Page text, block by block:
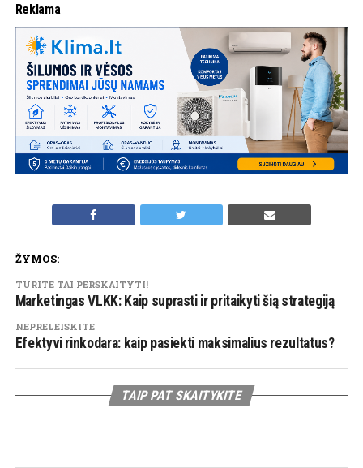
Reklama
ŽYMOS:
TURITE TAI PERSKAITYTI!
Marketingas VLKK: Kaip suprasti ir pritaikyti šią strategiją
NEPRELEISKITE
Efektyvi rinkodara: kaip pasiekti maksimalius rezultatus?
TAIP PAT SKAITYKITE